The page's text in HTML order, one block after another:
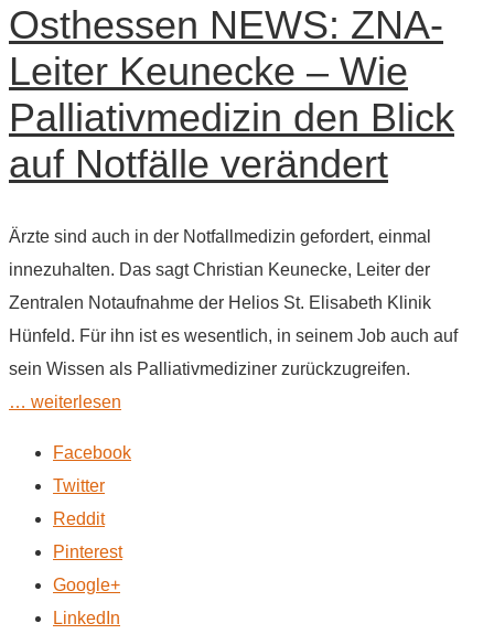
Osthessen NEWS: ZNA-
Leiter Keunecke – Wie
Palliativmedizin den Blick
auf Notfälle verändert
Ärzte sind auch in der Notfallmedizin gefordert, einmal
innezuhalten. Das sagt Christian Keunecke, Leiter der
Zentralen Notaufnahme der Helios St. Elisabeth Klinik
Hünfeld. Für ihn ist es wesentlich, in seinem Job auch auf
sein Wissen als Palliativmediziner zurückzugreifen.
… weiterlesen
Facebook
Twitter
Reddit
Pinterest
Google+
LinkedIn